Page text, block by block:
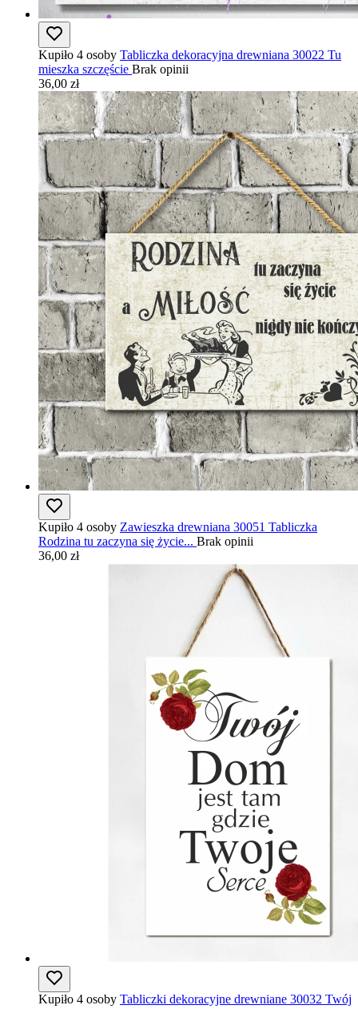
Kupiło 4 osoby Tabliczka dekoracyjna drewniana 30022 Tu
mieszka szczęście Brak opinii
36,00 zł
Kupiło 4 osoby Zawieszka drewniana 30051 Tabliczka
Rodzina tu zaczyna się życie... Brak opinii
36,00 zł
Kupiło 4 osoby Tabliczki dekoracyjne drewniane 30032 Twój